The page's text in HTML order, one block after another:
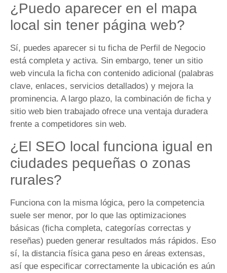
¿Puedo aparecer en el mapa
local sin tener página web?
Sí, puedes aparecer si tu ficha de Perfil de Negocio
está completa y activa. Sin embargo, tener un sitio
web vincula la ficha con contenido adicional (palabras
clave, enlaces, servicios detallados) y mejora la
prominencia. A largo plazo, la combinación de ficha y
sitio web bien trabajado ofrece una ventaja duradera
frente a competidores sin web.
¿El SEO local funciona igual en
ciudades pequeñas o zonas
rurales?
Funciona con la misma lógica, pero la competencia
suele ser menor, por lo que las optimizaciones
básicas (ficha completa, categorías correctas y
reseñas) pueden generar resultados más rápidos. Eso
sí, la distancia física gana peso en áreas extensas,
así que especificar correctamente la ubicación es aún